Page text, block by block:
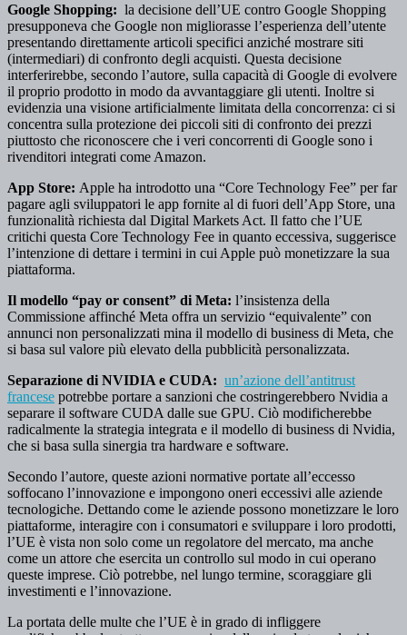
Google Shopping: la decisione dell’UE contro Google Shopping
presupponeva che Google non migliorasse l’esperienza dell’utente
presentando direttamente articoli specifici anziché mostrare siti
(intermediari) di confronto degli acquisti. Questa decisione
interferirebbe, secondo l’autore, sulla capacità di Google di evolvere
il proprio prodotto in modo da avvantaggiare gli utenti. Inoltre si
evidenzia una visione artificialmente limitata della concorrenza: ci si
concentra sulla protezione dei piccoli siti di confronto dei prezzi
piuttosto che riconoscere che i veri concorrenti di Google sono i
rivenditori integrati come Amazon.
App Store: Apple ha introdotto una “Core Technology Fee” per far
pagare agli sviluppatori le app fornite al di fuori dell’App Store, una
funzionalità richiesta dal Digital Markets Act. Il fatto che l’UE
critichi questa Core Technology Fee in quanto eccessiva, suggerisce
l’intenzione di dettare i termini in cui Apple può monetizzare la sua
piattaforma.
Il modello “pay or consent” di Meta: l’insistenza della
Commissione affinché Meta offra un servizio “equivalente” con
annunci non personalizzati mina il modello di business di Meta, che
si basa sul valore più elevato della pubblicità personalizzata.
Separazione di NVIDIA e CUDA: un’azione dell’antitrust
francese potrebbe portare a sanzioni che costringerebbero Nvidia a
separare il software CUDA dalle sue GPU. Ciò modificherebbe
radicalmente la strategia integrata e il modello di business di Nvidia,
che si basa sulla sinergia tra hardware e software.
Secondo l’autore, queste azioni normative portate all’eccesso
soffocano l’innovazione e impongono oneri eccessivi alle aziende
tecnologiche. Dettando come le aziende possono monetizzare le loro
piattaforme, interagire con i consumatori e sviluppare i loro prodotti,
l’UE è vista non solo come un regolatore del mercato, ma anche
come un attore che esercita un controllo sul modo in cui operano
queste imprese. Ciò potrebbe, nel lungo termine, scoraggiare gli
investimenti e l’innovazione.
La portata delle multe che l’UE è in grado di infliggere